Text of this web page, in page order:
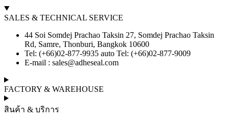
SALES & TECHNICAL SERVICE
44 Soi Somdej Prachao Taksin 27, Somdej Prachao Taksin
Rd, Samre, Thonburi, Bangkok 10600
Tel: (+66)02-877-9935 auto Tel: (+66)02-877-9009
E-mail : sales@adheseal.com
FACTORY & WAREHOUSE
สินค้า & บริการ